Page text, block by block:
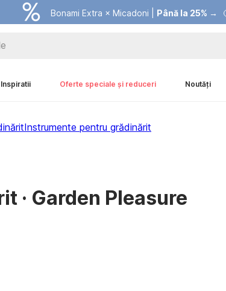
Bonami Extra × Micadoni | Până la 25% →
Summer Sale | Economisești până la 40% →
Inspiratii Oferte speciale și reduceri Noutăți
Instrumente pentru grădinărit
· Garden Pleasure